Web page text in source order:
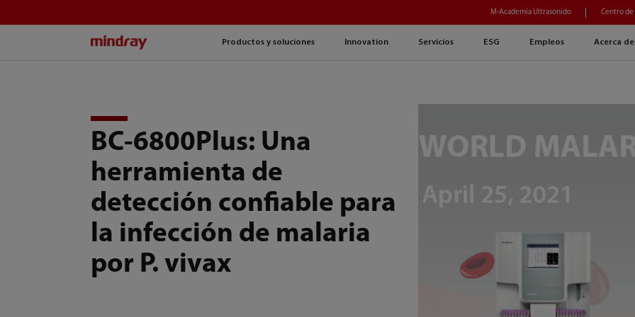
Productos y soluciones Innovation Servicios ESG Empleos Acerca
M-Academia Ultrasonido Centro de
BC-6800Plus: Una
herramienta de
detección confiable para
la infección de malaria
por P. vivax